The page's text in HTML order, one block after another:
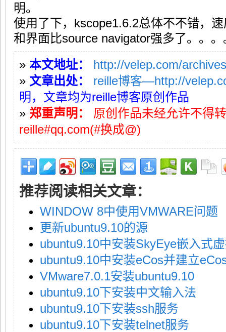
明。
使用了下，kscope1.6.2总体不不错，
和界面比source navigator强多了。。。
» 本文地址：
http://velep.com/
» 文章出处：
reille博客—http://
明，文章均为reille博客原创作品
» 郑重声明：
原创作品未经允许不得
reille#qq.com(#换成@)
推荐阅读相关文章：
WINDOW 8中使用VMWARE问题
更新ubuntu9.10的源
ubuntu9.10中安装SkyEye嵌入式
ubuntu9.10中安装eCos并建立
VMware7.0.1安装ubuntu9.10
ubuntu9.10下安装中文输入法
ubuntu9.10下安装ssh服务
ubuntu9.10下安装telnet服务